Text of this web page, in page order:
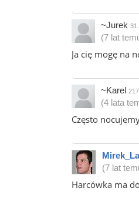
~Jurek
(7 lat
Ja cię mogę na
~Karel
(4 lata
Często
(7 lat
Harcówka ma